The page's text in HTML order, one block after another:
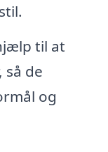
til at
de
og